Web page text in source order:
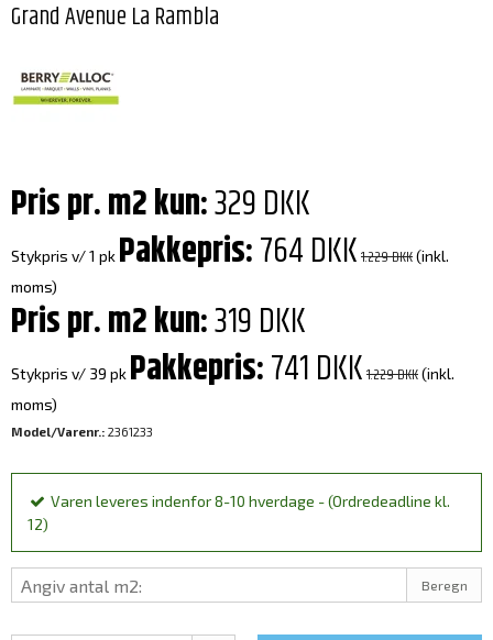
Grand Avenue La Rambla
Pris pr. m2 kun:329 DKK
Stykpris v/ 1 pk Pakkepris:764 DKK1.229 DKK(inkl.
moms)
Pris pr. m2 kun:319 DKK
Stykpris v/ 39 pk Pakkepris:741 DKK1.229 DKK(inkl.
moms)
Model/Varenr.: 2361233
Varen leveres indenfor 8-10 hverdage - (Ordredeadline kl.
12)
Beregn